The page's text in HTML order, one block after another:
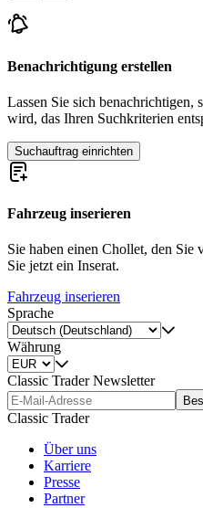
Benachrichtigung erstellen
Lassen Sie sich benachrichtigen,
wird, das Ihren Suchkriterien
Suchauftrag einrichten
Fahrzeug inserieren
Sie haben einen Chollet, den
Sie jetzt ein Inserat.
Fahrzeug inserieren
Sprache
Währung
Classic Trader Newsletter
Classic Trader
Über uns
Karriere
Presse
Partner